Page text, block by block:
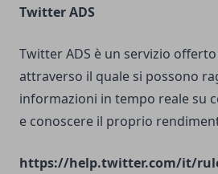
Twitter ADS
Twitter ADS è un servizio
attraverso il quale si possono
informazioni in tempo reale su
e conoscere il proprio
https://help.twitter.com/it/